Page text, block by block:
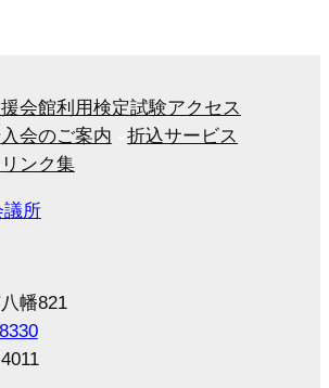
会館利用検定試験アクセス
入会のご案内
折込サービス
リンク集
議所
幡821